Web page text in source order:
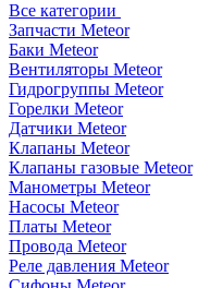
Все категории
Запчасти Meteor
Баки Meteor
Вентиляторы Meteor
Гидрогруппы Meteor
Горелки Meteor
Датчики Meteor
Клапаны Meteor
Клапаны газовые Meteor
Манометры Meteor
Насосы Meteor
Платы Meteor
Провода Meteor
Реле давления Meteor